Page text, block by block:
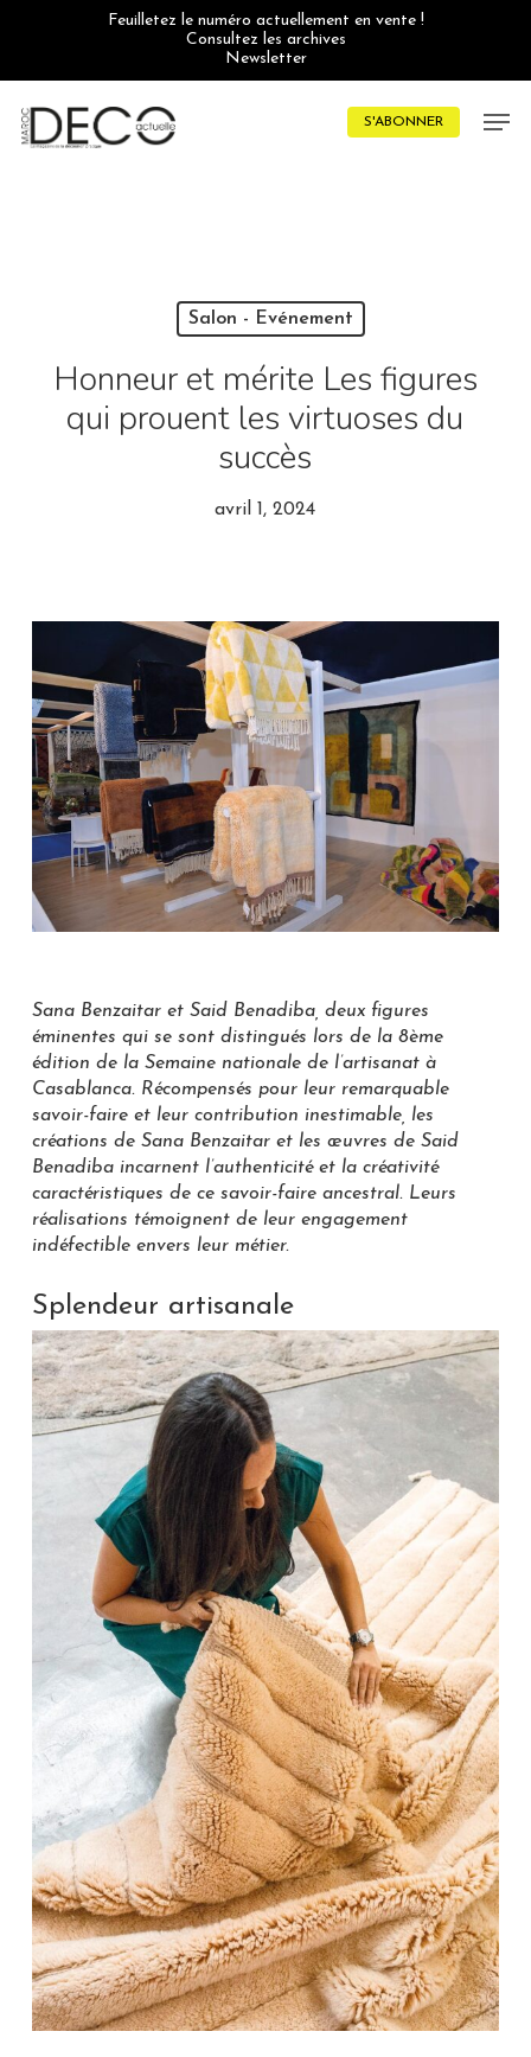
Feuilletez le numéro actuellement en vente !
Consultez les archives
Newsletter
S'ABONNER
Salon - Evénement
Honneur et mérite Les figures
qui prouent les virtuoses du
succès
avril 1, 2024
Sana Benzaitar et Said Benadiba, deux figures
éminentes qui se sont distingués lors de la 8ème
édition de la Semaine nationale de l’artisanat à
Casablanca. Récompensés pour leur remarquable
savoir-faire et leur contribution inestimable, les
créations de Sana Benzaitar et les œuvres de Said
Benadiba incarnent l’authenticité et la créativité
caractéristiques de ce savoir-faire ancestral. Leurs
réalisations témoignent de leur engagement
indéfectible envers leur métier.
Splendeur artisanale